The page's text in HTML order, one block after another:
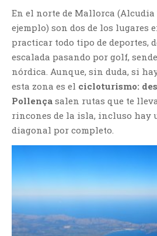
En el norte de Mallorca
ejemplo) son dos de los lugares
practicar todo tipo de deportes,
escalada pasando por golf,
nórdica. Aunque, sin duda, si
esta zona es el cicloturismo:
Pollença salen rutas que te
rincones de la isla, incluso hay
diagonal por completo.